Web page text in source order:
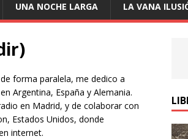
UNA NOCHE LARGA LA VANA
forma paralela, me dedico a
Argentina, España y Alemania.
en Madrid, y de colaborar con
Estados Unidos, donde
internet.